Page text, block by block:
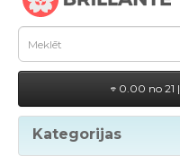
0.00 no 21 |
Kategorijas